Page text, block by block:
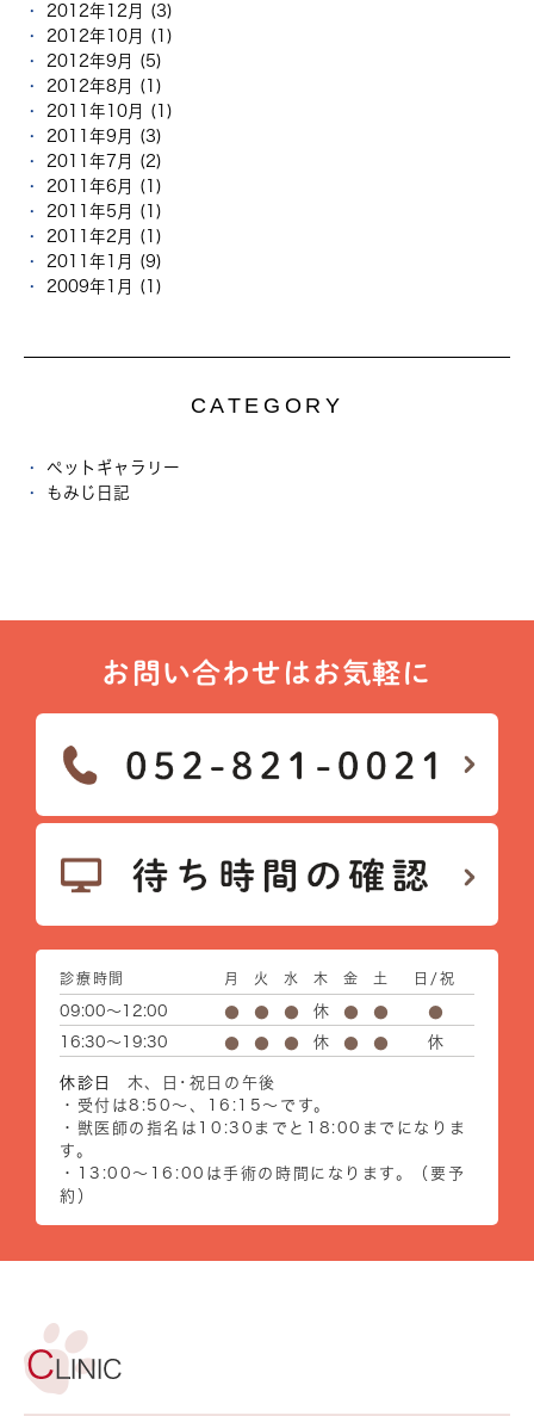
2012年12月 (3)
2012年10月 (1)
2012年9月 (5)
2012年8月 (1)
2011年10月 (1)
2011年9月 (3)
2011年7月 (2)
2011年6月 (1)
2011年5月 (1)
2011年2月 (1)
2011年1月 (9)
2009年1月 (1)
CATEGORY
ペットギャラリー
もみじ日記
お問い合わせはお気軽に
診療時間 月 火 水 木 金 土 日/祝
09:00～12:00 ● ● ● 休 ● ●
●
16:30～19:30
● ● ● 休 ● ● 休
休診日
木、日･祝日の午後
・受付は8:50～、16:15～です。
・獣医師の指名は10:30までと18:00までになりま
す。
・13:00～16:00は手術の時間になります。（要予
約）